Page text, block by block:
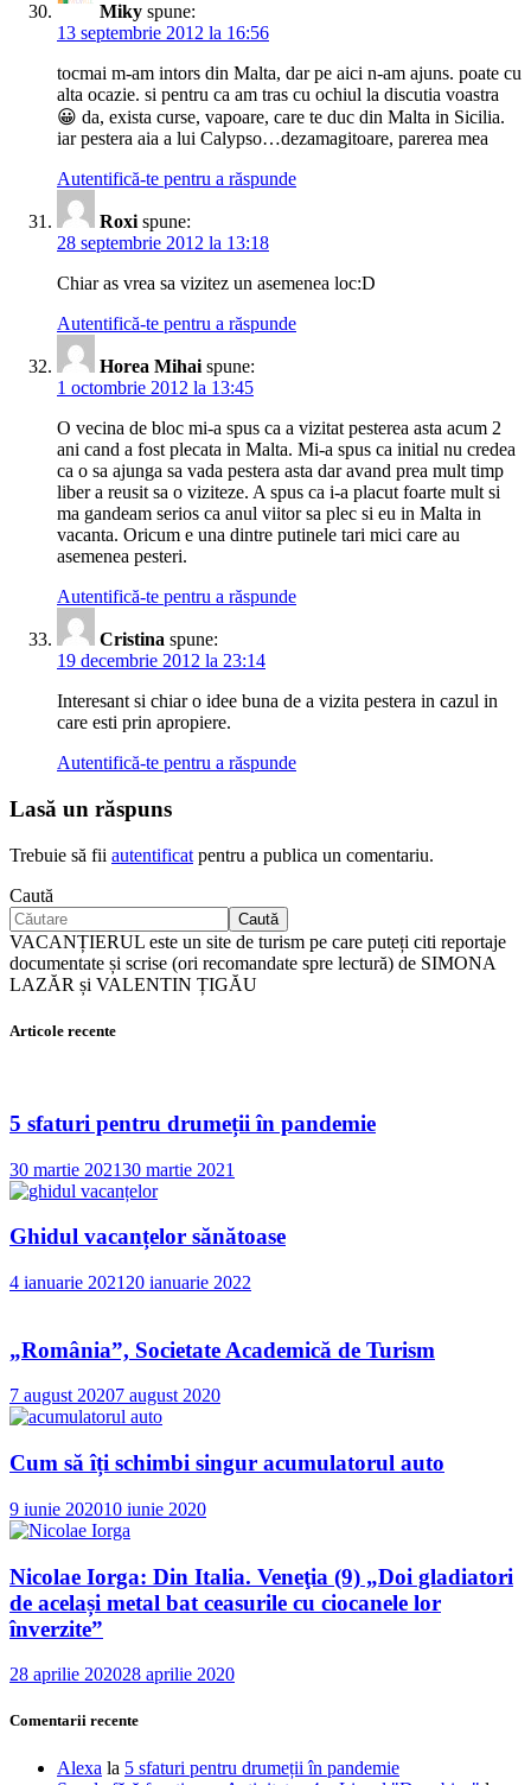
Miky spune:
13 septembrie 2012 la 16:56
tocmai m-am intors din Malta, dar pe aici n-am ajuns. poate cu
alta ocazie. si pentru ca am tras cu ochiul la discutia voastra
😀 da, exista curse, vapoare, care te duc din Malta in Sicilia.
iar pestera aia a lui Calypso…dezamagitoare, parerea mea
Autentifică-te pentru a răspunde
Roxi spune:
28 septembrie 2012 la 13:18
Chiar as vrea sa vizitez un asemenea loc:D
Autentifică-te pentru a răspunde
Horea Mihai spune:
1 octombrie 2012 la 13:45
O vecina de bloc mi-a spus ca a vizitat pesterea asta acum 2
ani cand a fost plecata in Malta. Mi-a spus ca initial nu credea
ca o sa ajunga sa vada pestera asta dar avand prea mult timp
liber a reusit sa o viziteze. A spus ca i-a placut foarte mult si
ma gandeam serios ca anul viitor sa plec si eu in Malta in
vacanta. Oricum e una dintre putinele tari mici care au
asemenea pesteri.
Autentifică-te pentru a răspunde
Cristina spune:
19 decembrie 2012 la 23:14
Interesant si chiar o idee buna de a vizita pestera in cazul in
care esti prin apropiere.
Autentifică-te pentru a răspunde
Lasă un răspuns
Trebuie să fii autentificat pentru a publica un comentariu.
Caută
Caută
VACANȚIERUL este un site de turism pe care puteți citi reportaje
documentate și scrise (ori recomandate spre lectură) de SIMONA
LAZĂR și VALENTIN ȚIGĂU
Articole recente
5 sfaturi pentru drumeții în pandemie
30 martie 202130 martie 2021
Ghidul vacanțelor sănătoase
4 ianuarie 2021 20 ianuarie 2022
„România”, Societate Academică de Turism
7 august 20207 august 2020
Cum să îți schimbi singur acumulatorul auto
9 iunie 202010 iunie 2020
Nicolae Iorga: Din Italia. Veneţia (9) „Doi gladiatori
de același metal bat ceasurile cu ciocanele lor
înverzite”
28 aprilie 202028 aprilie 2020
Comentarii recente
Alexa la 5 sfaturi pentru drumeții în pandemie